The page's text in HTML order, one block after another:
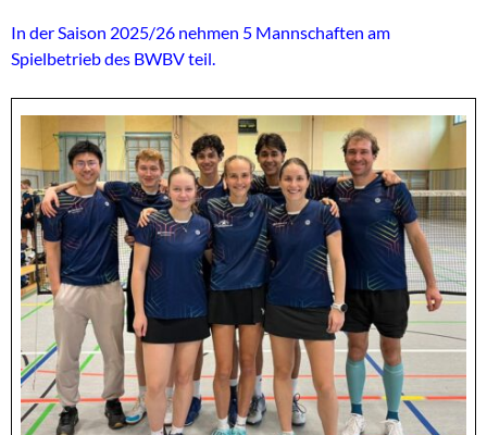
In der Saison 2025/26 nehmen 5 Mannschaften am
Spielbetrieb des BWBV teil.